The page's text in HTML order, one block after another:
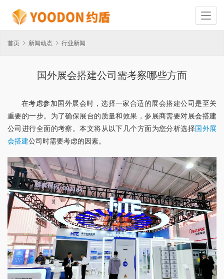
首页 新闻动态 行业新闻
国外展会搭建公司需考察哪些方面
在考虑参加国外展会时，选择一家合适的展会搭建公司是至关
重要的一步。为了确保展台的质量和效果，参展商需要对展会搭建
公司进行全面的考察。本文将从以下几个方面为您分析选择国外展
会搭建公司时需要考虑的因素。